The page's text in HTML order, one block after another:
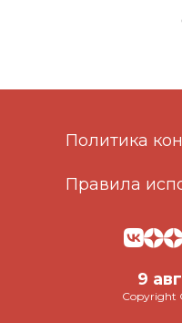
Политика
Правила
9
Copyright